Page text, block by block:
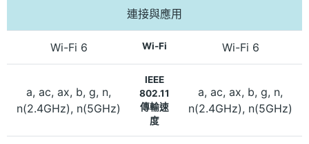
連接與應用
Wi-Fi 6 Wi-Fi Wi-Fi 6
a, ac, ax, b, g, n,
n(2.4GHz), n(5GHz)
IEEE
802.11
傳輸速
度
a, ac, ax, b, g, n,
n(2.4GHz), n(5GHz)